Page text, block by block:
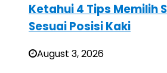
Ketahui 4 Tips Memilih
Sesuai Posisi Kaki
August 3, 2026